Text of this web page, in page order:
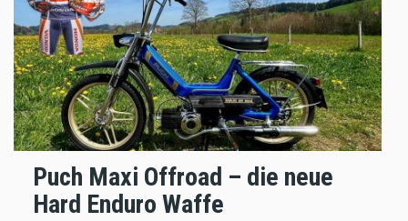
Puch Maxi Offroad – die neue
Hard Enduro Waffe